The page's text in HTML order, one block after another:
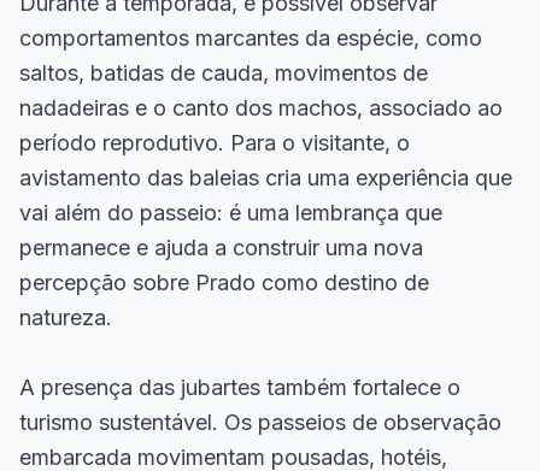
comportamentos marcantes da espécie, como
saltos, batidas de cauda, movimentos de
nadadeiras e o canto dos machos, associado ao
período reprodutivo. Para o visitante, o
avistamento das baleias cria uma experiência que
vai além do passeio: é uma lembrança que
permanece e ajuda a construir uma nova
percepção sobre Prado como destino de
natureza.
A presença das jubartes também fortalece o
turismo sustentável. Os passeios de observação
embarcada movimentam pousadas, hotéis,